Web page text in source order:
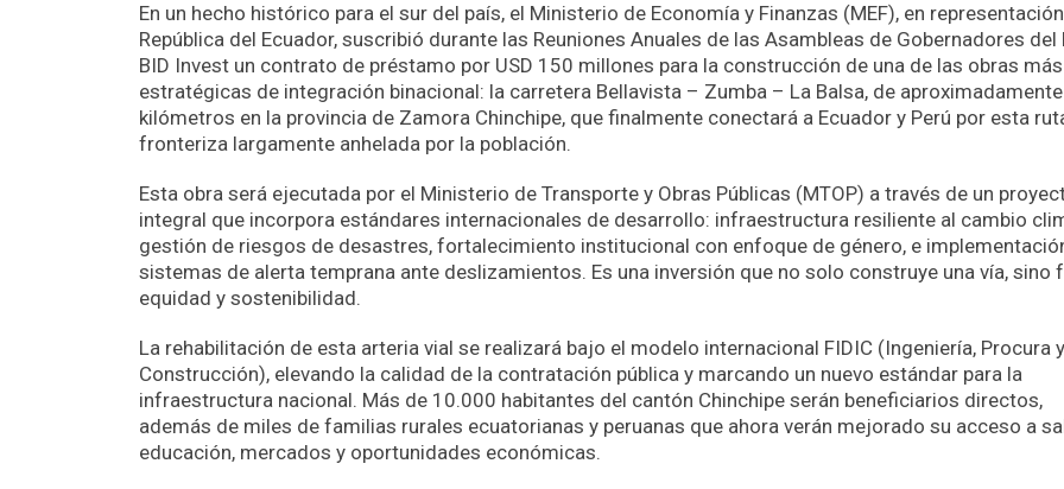
En un hecho histórico para el sur del país, el Ministerio de Economía y Finanzas (MEF), en
República del Ecuador, suscribió durante las Reuniones Anuales de las Asambleas de Gobernadores del
BID Invest un contrato de préstamo por USD 150 millones para la construcción de una de las obras más
estratégicas de integración binacional: la carretera Bellavista – Zumba – La Balsa, de
kilómetros en la provincia de Zamora Chinchipe, que finalmente conectará a Ecuador y Perú por esta
fronteriza largamente anhelada por la población.
Esta obra será ejecutada por el Ministerio de Transporte y Obras Públicas (MTOP) a través de un
integral que incorpora estándares internacionales de desarrollo: infraestructura resiliente al cambio
gestión de riesgos de desastres, fortalecimiento institucional con enfoque de género, e
sistemas de alerta temprana ante deslizamientos. Es una inversión que no solo construye una vía, sino
equidad y sostenibilidad.
La rehabilitación de esta arteria vial se realizará bajo el modelo internacional FIDIC (Ingeniería, Procura y
Construcción), elevando la calidad de la contratación pública y marcando un nuevo estándar para la
infraestructura nacional. Más de 10.000 habitantes del cantón Chinchipe serán beneficiarios directos,
además de miles de familias rurales ecuatorianas y peruanas que ahora verán mejorado su acceso a
educación, mercados y oportunidades económicas.